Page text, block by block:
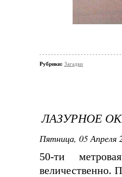
Рубрики: Загадки
ЛАЗУРНОЕ
Пятница, 05 Апреля
50-ти
величественно.